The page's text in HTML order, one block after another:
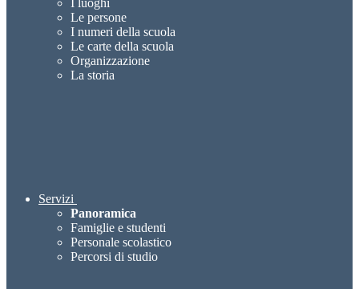
I luoghi
Le persone
I numeri della scuola
Le carte della scuola
Organizzazione
La storia
Servizi
Panoramica
Famiglie e studenti
Personale scolastico
Percorsi di studio